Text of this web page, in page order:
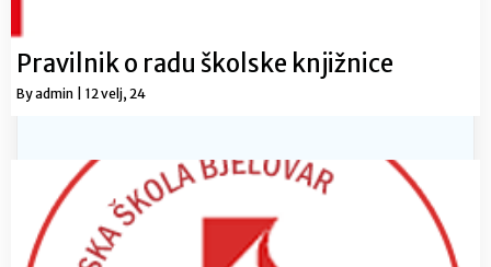
Pravilnik o radu školske knjižnice
Byadmin 12 velj, 24